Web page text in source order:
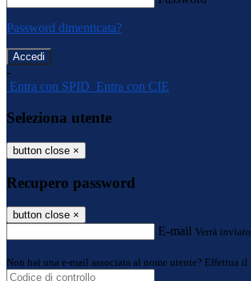
Password dimenticata?
-
Entra con SPID Entra con CIE
Seleziona utente
button close ×
Recupero password
button close ×
E-mail Verrà
Non hai una e-mail associata al nome utente? Effettua il